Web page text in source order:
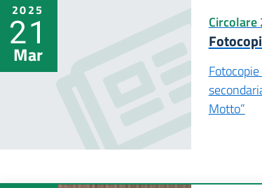
2025
21
Mar
Circolare
Motto”